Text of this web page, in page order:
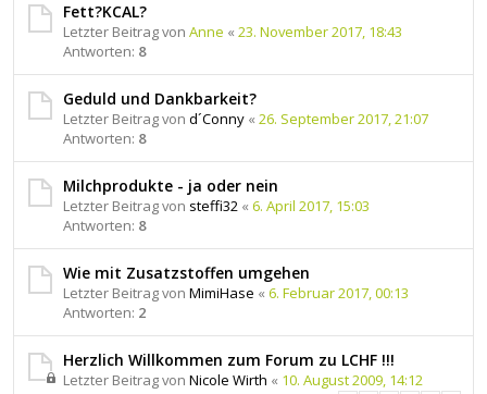
Fett?KCAL?
Letzter Beitrag von Anne « 23. November 2017, 18:43
Antworten: 8
Geduld und Dankbarkeit?
Letzter Beitrag von d´Conny « 26. September 2017, 21:07
Antworten: 8
Milchprodukte - ja oder nein
Letzter Beitrag von steffi32 « 6. April 2017, 15:03
Antworten: 8
Wie mit Zusatzstoffen umgehen
Letzter Beitrag von MimiHase « 6. Februar 2017, 00:13
Antworten: 2
Herzlich Willkommen zum Forum zu LCHF !!!
Letzter Beitrag von Nicole Wirth « 10. August 2009, 14:12